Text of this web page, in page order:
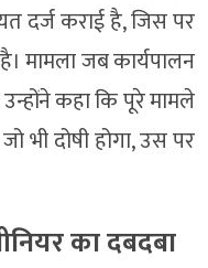
दर्ज कराई है, जिस पर
मामला जब कार्यपालन
कहा कि पूरे मामले
भी दोषी होगा, उस पर
का दबदबा